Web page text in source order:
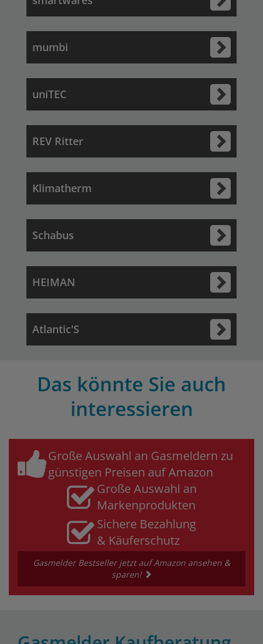
mumbi
uniTEC
REV Ritter
Klimatherm
Schabus
HEIMAN
Atlantic'S
Das könnte Sie auch
interessieren
Große Auswahl an Gasmeldern zu
günstigen Preisen auf Amazon
Große Auswahl an
Markenprodukten
Sichere Bezahlung
& Käuferschutz
Gasmelder Bestseller jetzt auf Amazon ansehen &
sparen!